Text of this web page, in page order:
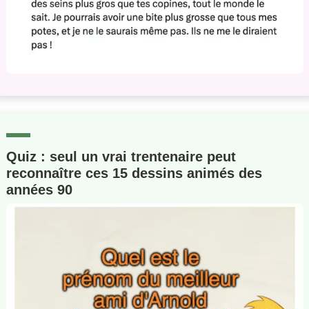
Quiz : seul un vrai trentenaire peut
reconnaître ces 15 dessins animés des
années 90